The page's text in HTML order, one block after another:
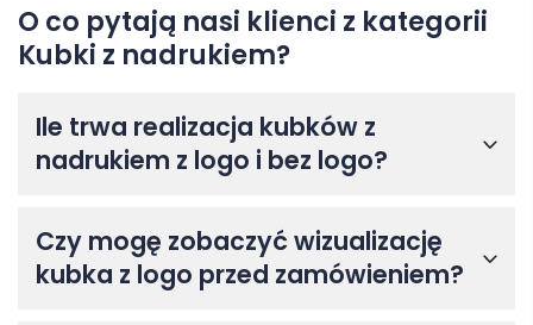
O co pytają nasi klienci z kategorii
Kubki z nadrukiem?
Ile trwa realizacja kubków z
nadrukiem z logo i bez logo?
Czy mogę zobaczyć wizualizację
kubka z logo przed zamówieniem?